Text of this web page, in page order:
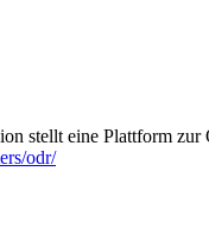
stellt eine Plattform
odr/